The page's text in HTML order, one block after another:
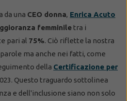
da una CEO donna, Enrica Acuto
femminiletra i
pari al 75%. Ciò riflette la nostra
ma anche nei fatti, come
della Certificazione per
Questo traguardo sottolinea
e dell'inclusione siano non solo